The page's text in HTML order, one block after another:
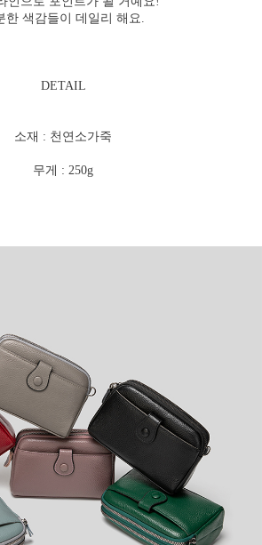
한 색감들이 데일리 해요.
DETAIL
소재 : 천연소가죽
무게 : 250g